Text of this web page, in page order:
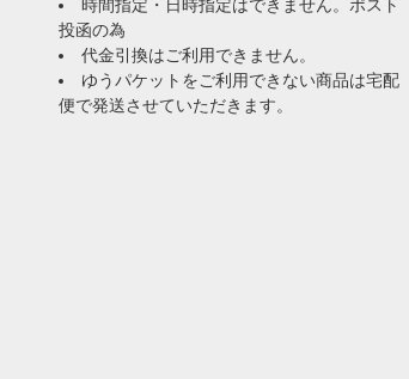
時間指定・日時指定はできません。ポスト
投函の為
代金引換はご利用できません。
ゆうパケットをご利用できない商品は宅配
便で発送させていただきます。